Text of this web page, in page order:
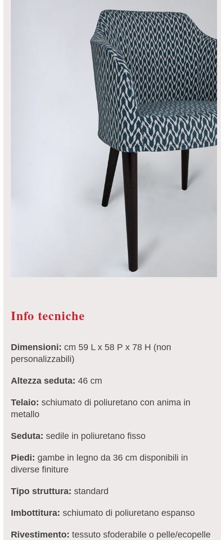
Info tecniche
Dimensioni: cm 59 L x 58 P x 78 H (non
personalizzabili)
Altezza seduta: 46 cm
Telaio: schiumato di poliuretano con anima in
metallo
Seduta: sedile in poliuretano fisso
Piedi: gambe in legno da 36 cm disponibili in
diverse finiture
Tipo struttura: standard
Imbottitura: schiumato di poliuretano espanso
Rivestimento: tessuto sfoderabile o pelle/ecopelle